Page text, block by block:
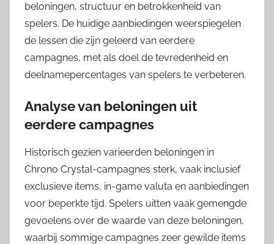
beloningen, structuur en betrokkenheid van
spelers. De huidige aanbiedingen weerspiegelen
de lessen die zijn geleerd van eerdere
campagnes, met als doel de tevredenheid en
deelnamepercentages van spelers te verbeteren.
Analyse van beloningen uit
eerdere campagnes
Historisch gezien varieerden beloningen in
Chrono Crystal-campagnes sterk, vaak inclusief
exclusieve items, in-game valuta en aanbiedingen
voor beperkte tijd. Spelers uitten vaak gemengde
gevoelens over de waarde van deze beloningen,
waarbij sommige campagnes zeer gewilde items